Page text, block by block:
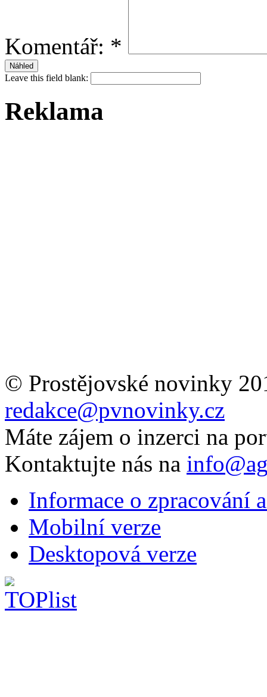
Komentář: *
Leave this field blank:
Reklama
© Prostějovské novinky
redakce@pvnovinky.cz
Máte zájem o inzerci na
Kontaktujte nás na
Informace o zpracování
Mobilní verze
Desktopová verze